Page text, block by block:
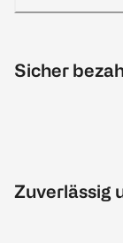
Sicher
Zuverlässig